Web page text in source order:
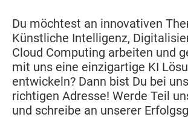
Du möchtest an innovativen
Künstliche Intelligenz,
Cloud Computing arbeiten und
mit uns eine einzigartige KI
entwickeln? Dann bist Du bei
richtigen Adresse! Werde Teil
und schreibe an unserer